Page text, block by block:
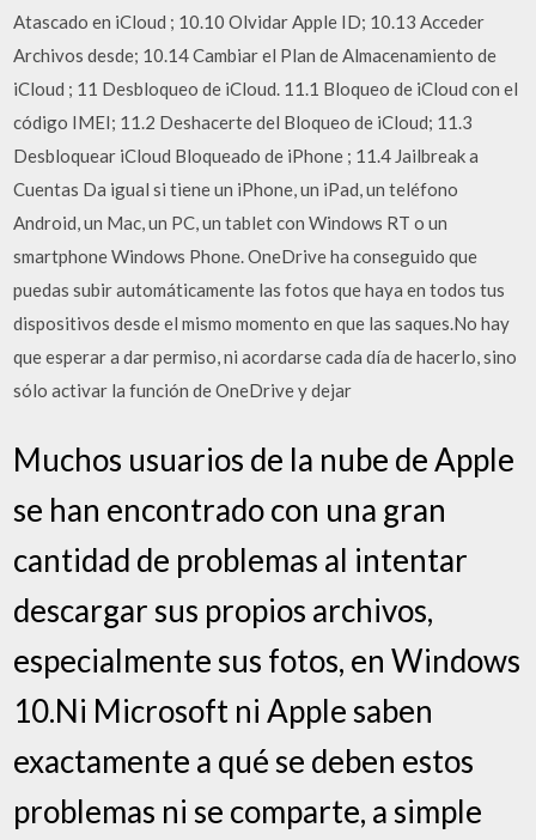
Atascado en iCloud ; 10.10 Olvidar Apple ID; 10.13 Acceder
Archivos desde; 10.14 Cambiar el Plan de Almacenamiento de
iCloud ; 11 Desbloqueo de iCloud. 11.1 Bloqueo de iCloud con el
código IMEI; 11.2 Deshacerte del Bloqueo de iCloud; 11.3
Desbloquear iCloud Bloqueado de iPhone ; 11.4 Jailbreak a
Cuentas Da igual si tiene un iPhone, un iPad, un teléfono
Android, un Mac, un PC, un tablet con Windows RT o un
smartphone Windows Phone. OneDrive ha conseguido que
puedas subir automáticamente las fotos que haya en todos tus
dispositivos desde el mismo momento en que las saques.No hay
que esperar a dar permiso, ni acordarse cada día de hacerlo, sino
sólo activar la función de OneDrive y dejar
Muchos usuarios de la nube de Apple
se han encontrado con una gran
cantidad de problemas al intentar
descargar sus propios archivos,
especialmente sus fotos, en Windows
10.Ni Microsoft ni Apple saben
exactamente a qué se deben estos
problemas ni se comparte, a simple